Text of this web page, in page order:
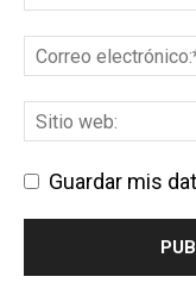
Guardar mis